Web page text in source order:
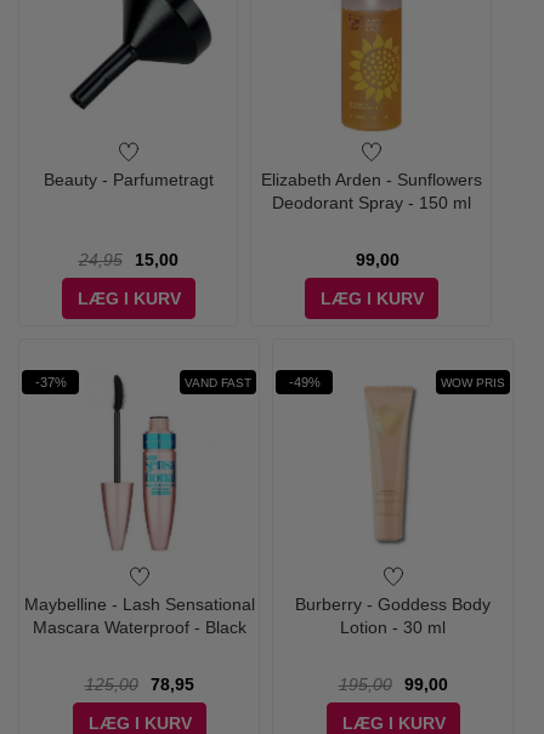
Beauty - Parfumetragt
24,95
15,00
LÆG I KURV
Elizabeth Arden - Sunflowers
Deodorant Spray - 150 ml
99,00
LÆG I KURV
-37% VAND FAST
Maybelline - Lash Sensational
Mascara Waterproof - Black
125,00
78,95
LÆG I KURV
-49% WOW PRIS
Burberry - Goddess Body
Lotion - 30 ml
195,00
99,00
LÆG I KURV